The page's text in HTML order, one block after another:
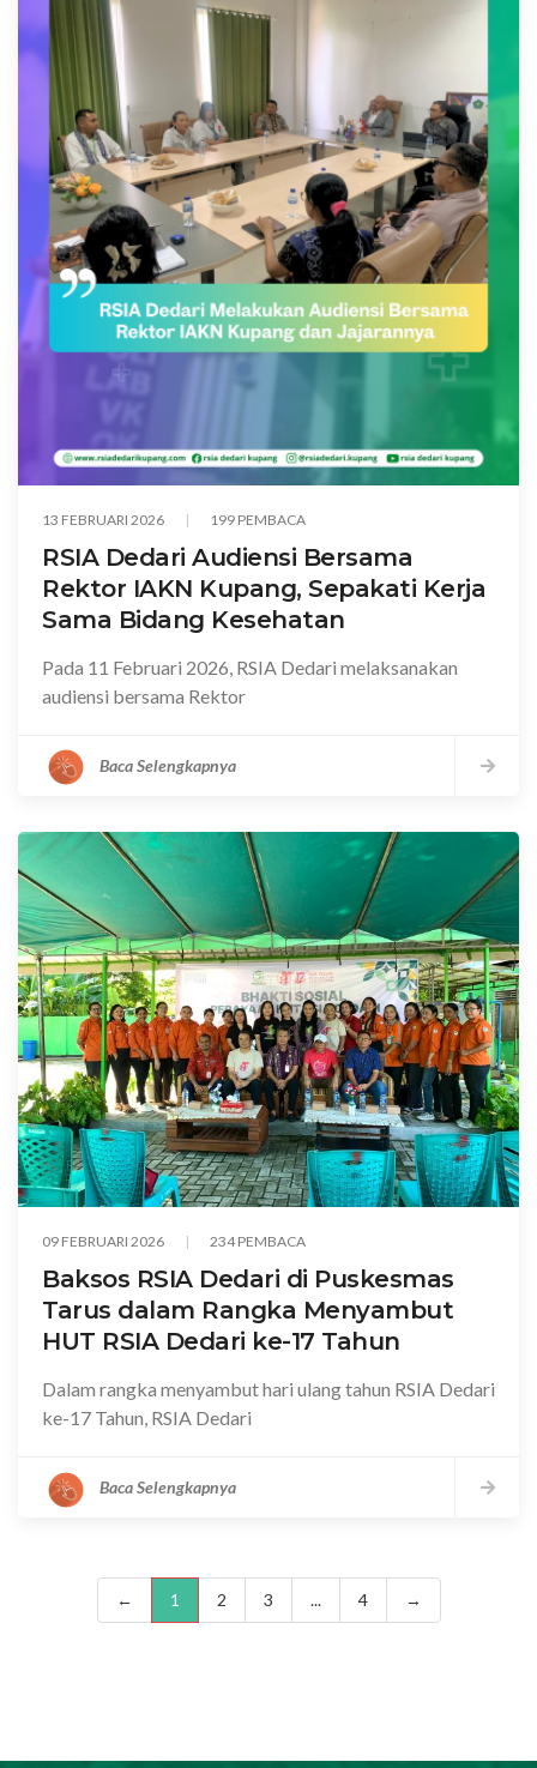
13 FEBRUARI 2026 199 PEMBACA
RSIA Dedari Audiensi Bersama
Rektor IAKN Kupang, Sepakati Kerja
Sama Bidang Kesehatan
Pada 11 Februari 2026, RSIA Dedari melaksanakan
audiensi bersama Rektor
Baca Selengkapnya
09 FEBRUARI 2026 234 PEMBACA
Baksos RSIA Dedari di Puskesmas
Tarus dalam Rangka Menyambut
HUT RSIA Dedari ke-17 Tahun
Dalam rangka menyambut hari ulang tahun RSIA Dedari
ke-17 Tahun, RSIA Dedari
Baca Selengkapnya
← 1 2 3 ... 4 →